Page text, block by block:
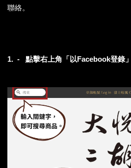
聯絡。
1. - 點擊右上角「以Facebook登錄」